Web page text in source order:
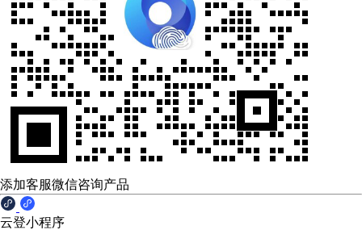
添加客服微信咨询产品
云登小程序